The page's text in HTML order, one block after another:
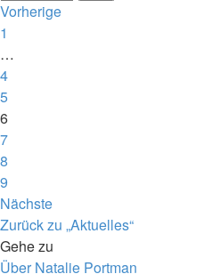
Vorherige
1
…
4
5
6
7
8
9
Nächste
Zurück zu „Aktuelles“
Gehe zu
Über Natalie Portman